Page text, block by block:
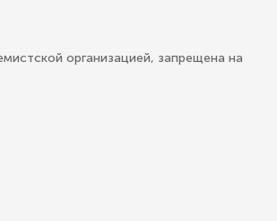
организацией, запрещена на